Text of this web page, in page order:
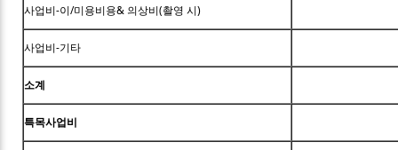
사업비-이/미용비용& 의상비(촬영 시)
사업비-기타
소계
특목사업비